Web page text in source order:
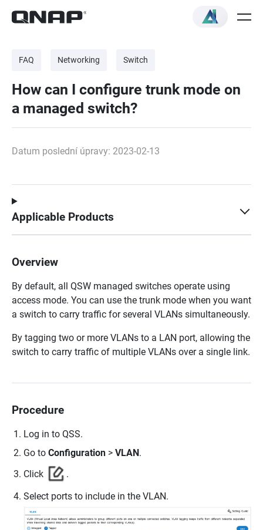
FAQ Networking Switch
How can I configure trunk mode on
a managed switch?
Datum poslední úpravy: 2023-02-13
Applicable Products
Overview
By default, all QSW managed switches operate using
access mode. You can use the trunk mode when you want
a switch to carry traffic for several VLANs simultaneously.
By tagging two or more VLANs to a LAN port, allowing the
switch to carry traffic of multiple VLANs over a single link.
Procedure
Log in to QSS.
Go to Configuration > VLAN.
Click
.
Select ports to include in the VLAN.